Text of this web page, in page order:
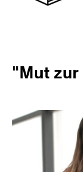
"Mut